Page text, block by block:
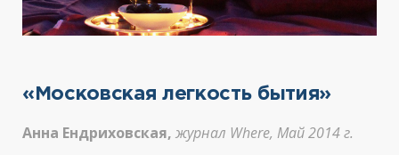
«Московская легкость бытия»
Анна Ендриховская, журнал Where, Май 2014 г.